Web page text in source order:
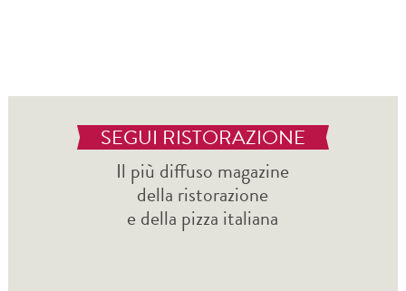
SEGUI RISTORAZIONE
Il più diffuso magazine
della ristorazione
e della pizza italiana